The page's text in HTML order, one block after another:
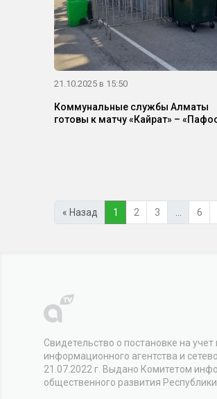
21.10.2025 в 15:50
Коммунальные службы Алматы
готовы к матчу «Кайрат» –
« Назад 1 2 3 6
Свидетельство о постановке на
информационного агентства и
21.07.2022 г. Выдано Комитетом
общественного развития Республики